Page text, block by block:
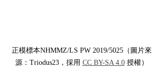
正模標本NHMMZ/LS PW 2019/5025（圖片來
源：Triodus23，採用 CC BY-SA 4.0 授權）